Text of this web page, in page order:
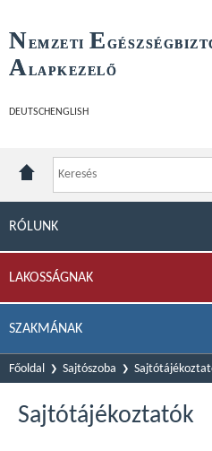
NEMZETI E
ALAPKEZELŐ
DEUTSCH ENGLISH
RÓLUNK
LAKOSSÁGNAK
SZAKMÁNAK
Főoldal Sajtószoba
Sajtótájékoztatók